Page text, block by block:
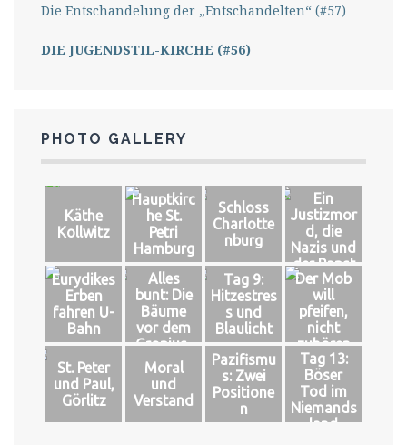
Die Entschandelung der „Entschandelten“ (#57)
DIE JUGENDSTIL-KIRCHE (#56)
PHOTO GALLERY
Käthe
Kollwitz
Hauptkirc
he St.
Petri
Hamburg
Schloss
Charlotte
nburg
Ein
Justizmor
d, die
Nazis und
der Papst
Eurydikes
Erben
fahren U-
Bahn
Alles
bunt: Die
Bäume
vor dem
Gropius-
Bau
Tag 9:
Hitzestres
s und
Blaulicht
Der Mob
will
pfeifen,
nicht
zuhören
St. Peter
und Paul,
Görlitz
Moral
und
Verstand
Pazifismu
s: Zwei
Positione
n
Tag 13:
Böser
Tod im
Niemands
land